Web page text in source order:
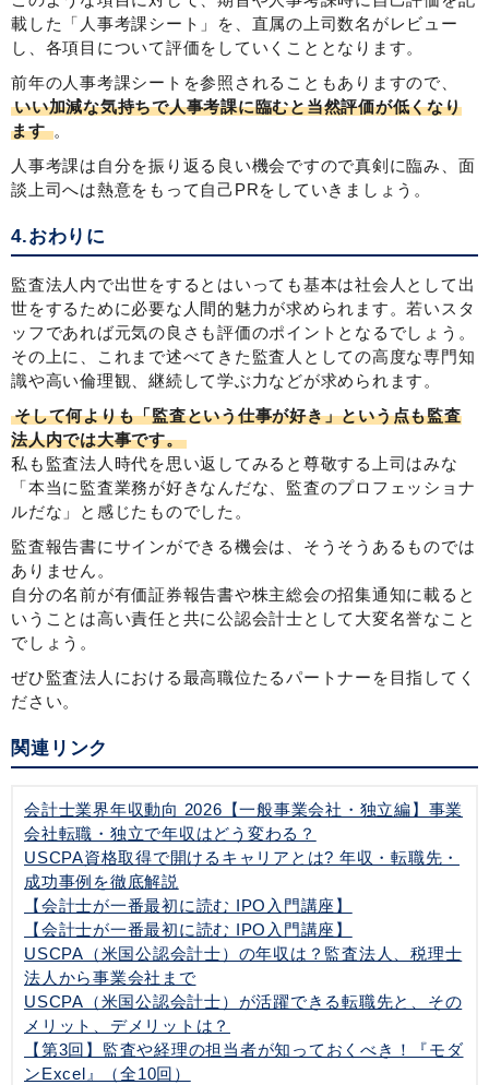
載した「人事考課シート」を、直属の上司数名がレビュー
し、各項目について評価をしていくこととなります。
前年の人事考課シートを参照されることもありますので、
いい加減な気持ちで人事考課に臨むと当然評価が低くなり
ます 。
人事考課は自分を振り返る良い機会ですので真剣に臨み、面
談上司へは熱意をもって自己PRをしていきましょう。
4.おわりに
監査法人内で出世をするとはいっても基本は社会人として出
世をするために必要な人間的魅力が求められます。若いスタ
ッフであれば元気の良さも評価のポイントとなるでしょう。
その上に、これまで述べてきた監査人としての高度な専門知
識や高い倫理観、継続して学ぶ力などが求められます。
そして何よりも「監査という仕事が好き」という点も監査
法人内では大事です。
私も監査法人時代を思い返してみると尊敬する上司はみな
「本当に監査業務が好きなんだな、監査のプロフェッショナ
ルだな」と感じたものでした。
監査報告書にサインができる機会は、そうそうあるものでは
ありません。
自分の名前が有価証券報告書や株主総会の招集通知に載ると
いうことは高い責任と共に公認会計士として大変名誉なこと
でしょう。
ぜひ監査法人における最高職位たるパートナーを目指してく
ださい。
関連リンク
会計士業界年収動向 2026【一般事業会社・独立編】事業
会社転職・独立で年収はどう変わる？
USCPA資格取得で開けるキャリアとは? 年収・転職先・
成功事例を徹底解説
【会計士が一番最初に読む IPO入門講座】
【会計士が一番最初に読む IPO入門講座】
USCPA（米国公認会計士）の年収は？監査法人、税理士
法人から事業会社まで
USCPA（米国公認会計士）が活躍できる転職先と、その
メリット、デメリットは？
【第3回】監査や経理の担当者が知っておくべき！『モダ
ンExcel』（全10回）